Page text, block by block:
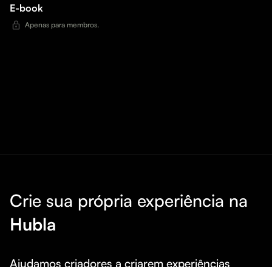
E-book
Apenas para membros.
Crie sua própria experiência na
Hubla
Ajudamos criadores a criarem experiências